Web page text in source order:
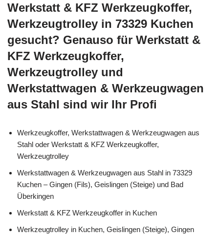
Werkstatt & KFZ Werkzeugkoffer,
Werkzeugtrolley in 73329 Kuchen
gesucht? Genauso für Werkstatt &
KFZ Werkzeugkoffer,
Werkzeugtrolley und
Werkstattwagen & Werkzeugwagen
aus Stahl sind wir Ihr Profi
Werkzeugkoffer, Werkstattwagen & Werkzeugwagen aus
Stahl oder Werkstatt & KFZ Werkzeugkoffer,
Werkzeugtrolley
Werkstattwagen & Werkzeugwagen aus Stahl in 73329
Kuchen – Gingen (Fils), Geislingen (Steige) und Bad
Überkingen
Werkstatt & KFZ Werkzeugkoffer in Kuchen
Werkzeugtrolley in Kuchen, Geislingen (Steige), Gingen